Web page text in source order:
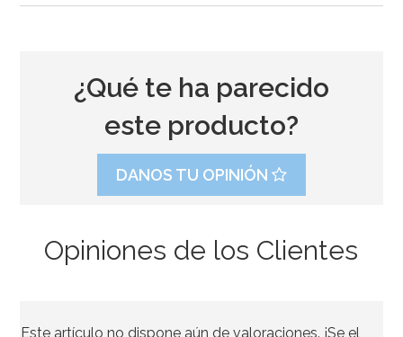
¿Qué te ha parecido
este producto?
DANOS TU OPINIÓN
Opiniones de los Clientes
Este artículo no dispone aún de valoraciones. ¡Se el